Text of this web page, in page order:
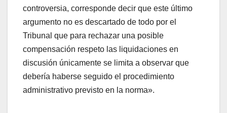
controversia, corresponde decir que este último
argumento no es descartado de todo por el
Tribunal que para rechazar una posible
compensación respeto las liquidaciones en
discusión únicamente se limita a observar que
debería haberse seguido el procedimiento
administrativo previsto en la norma».